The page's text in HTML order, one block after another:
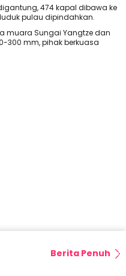
474 kapal dibawa ke
pulau dipindahkan.
muara Sungai Yangtze dan
300 mm, pihak berkuasa
Berita Penuh